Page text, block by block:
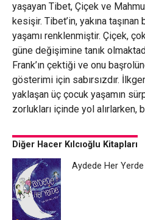
yaşayan Tibet, Çiçek ve
kesişir. Tibet’in, yakına
yaşamı renklenmiştir. Çiçek,
güne değişimine tanık
Frank’ın çektiği ve onu
gösterimi için sabırsızdır.
yaklaşan üç çocuk yaşamın
zorlukları içinde yol alırlarken,
Diğer Hacer Kılcıoğlu Kitapları
Aydede Her Yerde